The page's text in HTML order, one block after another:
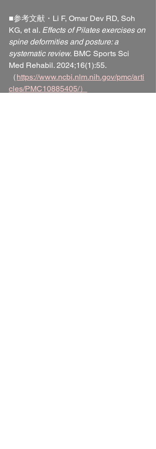
■参考文献・Li F, Omar Dev RD, Soh
KG, et al. Effects of Pilates exercises on
spine deformities and posture: a
systematic review. BMC Sports Sci
Med Rehabil. 2024;16(1):55.
（https://www.ncbi.nlm.nih.gov/pmc/arti
cles/PMC10885405/）